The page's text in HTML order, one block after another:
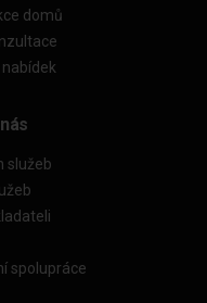
domů
služeb
spolupráce